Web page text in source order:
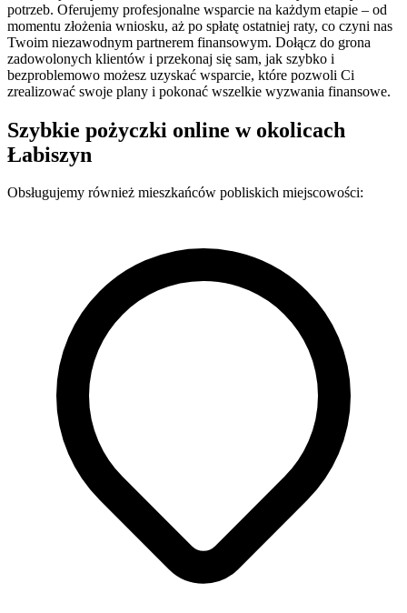
potrzeb. Oferujemy profesjonalne wsparcie na każdym etapie – od
momentu złożenia wniosku, aż po spłatę ostatniej raty, co czyni nas
Twoim niezawodnym partnerem finansowym. Dołącz do grona
zadowolonych klientów i przekonaj się sam, jak szybko i
bezproblemowo możesz uzyskać wsparcie, które pozwoli Ci
zrealizować swoje plany i pokonać wszelkie wyzwania finansowe.
Szybkie pożyczki online w okolicach
Łabiszyn
Obsługujemy również mieszkańców pobliskich miejscowości: